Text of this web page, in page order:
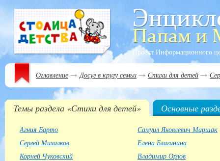
Проект Информационного
Оглавление Досуг в кругу семьи Стихи для детей
Темы раздела «Стихи для детей» Основные
Агния Барто
Сергей Михалков
Корней Чуковский
Самуил Яковлевич Маршак
Елена Благинина
Владимир Орлов